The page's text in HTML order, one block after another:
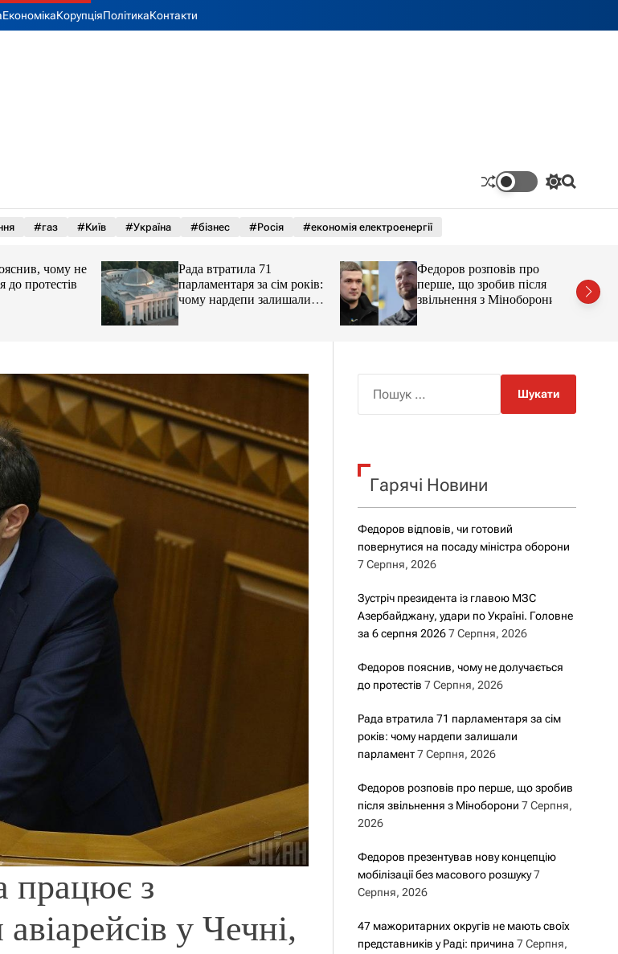
ЕкономікаКорупціяПолітикаКонтакти
П
к
а
ч
к
р
о
П
#газ #Київ #Україна #бізнес #Росія #економія електроенергії
чому не
протестів
Рада втратила 71
парламентаря за сім років:
чому нардепи залишали
парламент
Федоров розповів про
перше, що зробив після
звільнення з Міноборони
працює з
у Чечні,
к
Гарячі Новини
Федоров відповів, чи готовий
повернутися на посаду міністра оборони
7 Серпня, 2026
Зустріч президента із главою МЗС
Азербайджану, удари по Україні. Головне
за 6 серпня 2026 7 Серпня, 2026
Федоров пояснив, чому не долучається
до протестів 7 Серпня, 2026
Рада втратила 71 парламентаря за сім
років: чому нардепи залишали
парламент 7 Серпня, 2026
Федоров розповів про перше, що зробив
після звільнення з Міноборони 7 Серпня,
2026
Федоров презентував нову концепцію
мобілізації без масового розшуку 7
Серпня, 2026
47 мажоритарних округів не мають своїх
представників у Раді: причина 7 Серпня,